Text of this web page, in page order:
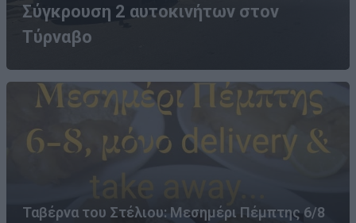
Σύγκρουση 2 αυτοκινήτων στον
Τύρναβο
Ταβέρνα του Στέλιου: Μεσημέρι Πέμπτης 6/8